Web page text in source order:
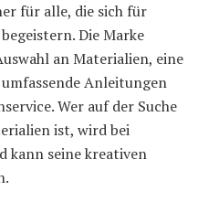
für alle, die sich für
Die Marke
an Materialien, eine
Anleitungen
Wer auf der Suche
ist, wird bei
kann seine kreativen